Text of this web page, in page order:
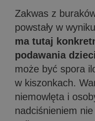
Zakwas z
powstały w
ma tutaj
podawania
może być spora
w kiszonkach.
niemowlęta i
nadciśnieniem